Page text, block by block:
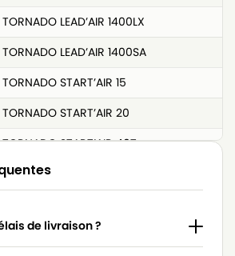
TORNADO LEAD’AIR 1400LX
TORNADO LEAD’AIR 1400SA
TORNADO START’AIR 15
TORNADO START’AIR 20
TORNADO START’AIR 40T
TORNADO SUP’AIR 10
TORNADO SUP’AIR 50
de livraison ?